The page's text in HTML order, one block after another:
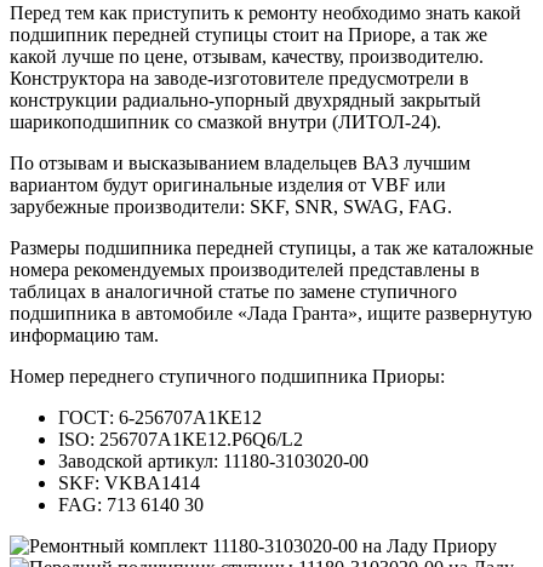
Перед тем как приступить к ремонту необходимо знать какой
подшипник передней ступицы стоит на Приоре, а так же
какой лучше по цене, отзывам, качеству, производителю.
Конструктора на заводе-изготовителе предусмотрели в
конструкции радиально-упорный двухрядный закрытый
шарикоподшипник со смазкой внутри (ЛИТОЛ-24).
По отзывам и высказыванием владельцев ВАЗ лучшим
вариантом будут оригинальные изделия от VBF или
зарубежные производители: SKF, SNR, SWAG, FAG.
Размеры подшипника передней ступицы, а так же каталожные
номера рекомендуемых производителей представлены в
таблицах в аналогичной статье по замене ступичного
подшипника в автомобиле «Лада Гранта», ищите развернутую
информацию там.
Номер переднего ступичного подшипника Приоры:
ГОСТ: 6-256707А1КЕ12
ISO: 256707А1КЕ12.P6Q6/L2
Заводской артикул: 11180-3103020-00
SKF: VKBA1414
FAG: 713 6140 30